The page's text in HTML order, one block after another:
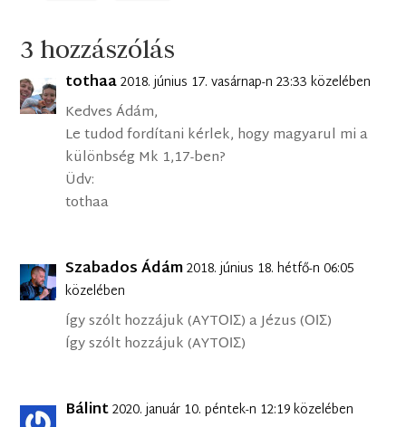
3 hozzászólás
tothaa2018. június 17. vasárnap-n 23:33 közelében
Kedves Ádám,
Le tudod fordítani kérlek, hogy magyarul mi a
különbség Mk 1,17-ben?
Üdv:
tothaa
Szabados Ádám2018. június 18. hétfő-n 06:05
közelében
Így szólt hozzájuk (AYTΟΙΣ) a Jézus (ΟΙΣ)
Így szólt hozzájuk (AYTΟΙΣ)
Bálint2020. január 10. péntek-n 12:19 közelében